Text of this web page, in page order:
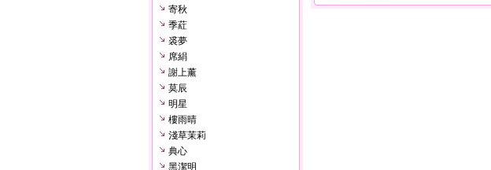
寄秋
季葒
裘夢
席絹
謝上薰
莫辰
明星
樓雨晴
淺草茉莉
典心
黑潔明